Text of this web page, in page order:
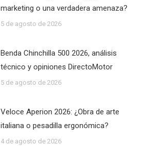
marketing o una verdadera amenaza?
5 de agosto de 2026
Benda Chinchilla 500 2026, análisis
técnico y opiniones DirectoMotor
5 de agosto de 2026
Veloce Aperion 2026: ¿Obra de arte
italiana o pesadilla ergonómica?
4 de agosto de 2026